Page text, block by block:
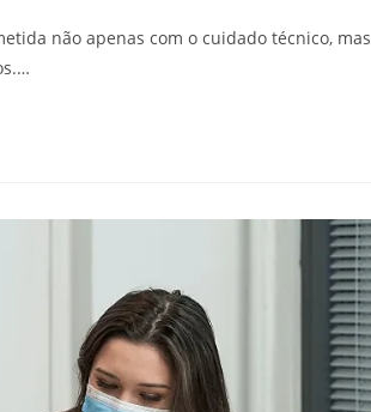
não apenas com o cuidado técnico, mas